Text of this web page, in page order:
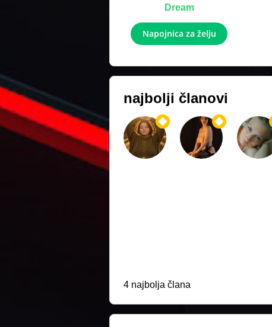
Dream
Napojnica za želju
najbolji članovi
4 najbolja člana